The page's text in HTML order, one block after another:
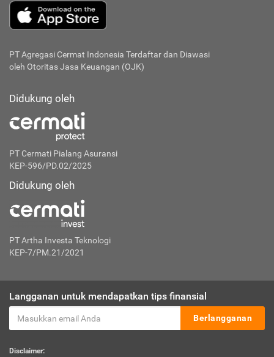
PT Agregasi Cermat Indonesia Terdaftar dan Diawasi
oleh Otoritas Jasa Keuangan (OJK)
Didukung oleh
PT Cermati Pialang Asuransi
KEP-596/PD.02/2025
Didukung oleh
PT Artha Investa Teknologi
KEP-7/PM.21/2021
Langganan untuk mendapatkan tips finansial
Berlangganan
Disclaimer: